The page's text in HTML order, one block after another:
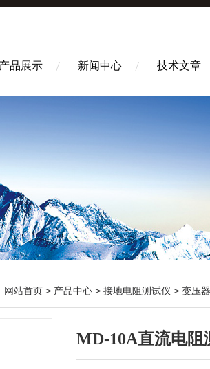
产品展示 新闻中心 技术文章
网站首页 > 产品中心 > 接地电阻测试仪 > 变压
MD-10A直流电阻